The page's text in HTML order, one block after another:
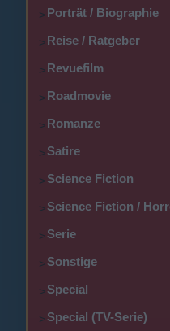
>Porträt / Biographie
>Reise / Ratgeber
>Revuefilm
>Roadmovie
>Romanze
>Satire
>Science Fiction
>Science Fiction /
>Serie
>Sonstige
>Special
>Special (TV-Serie)